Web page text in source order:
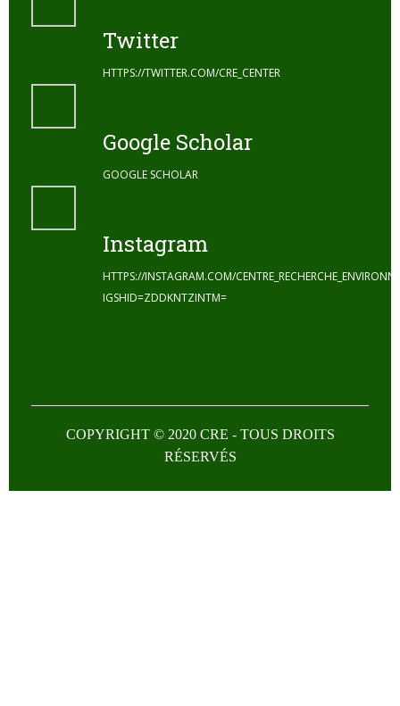
Twitter
HTTPS://TWITTER.COM/CRE_CENTER
Google Scholar
GOOGLE SCHOLAR
Instagram
HTTPS://INSTAGRAM.COM/
IGSHID=ZDDKNTZINTM=
COPYRIGHT © 2020 CRE - TOUS DROITS
RÉSERVÉS